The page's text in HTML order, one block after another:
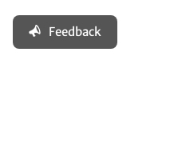
Feedback